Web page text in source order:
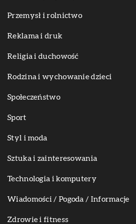
Przemysł i rolnictwo
Reklama i druk
Religia i duchowość
Rodzina i wychowanie dzieci
Społeczeństwo
Sport
Styl i moda
Sztuka i zainteresowania
Technologia i komputery
Wiadomości / Pogoda / Informacje
Zdrowie i fitness